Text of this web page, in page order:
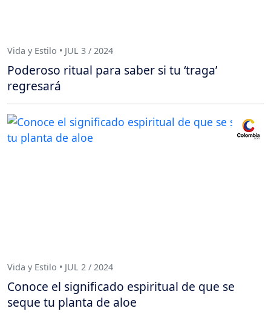
Vida y Estilo • JUL 3 / 2024
Poderoso ritual para saber si tu ‘traga’
regresará
Vida y Estilo • JUL 2 / 2024
Conoce el significado espiritual de que se
seque tu planta de aloe